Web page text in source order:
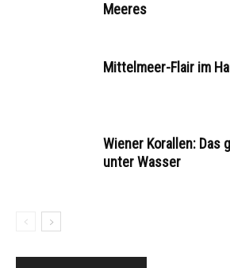
Meeres
Mittelmeer-Flair im
Wiener Korallen: Das
unter Wasser